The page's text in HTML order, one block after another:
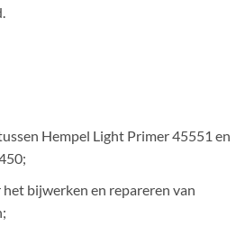
Hempel Light Primer 45551 en
bijwerken en repareren van